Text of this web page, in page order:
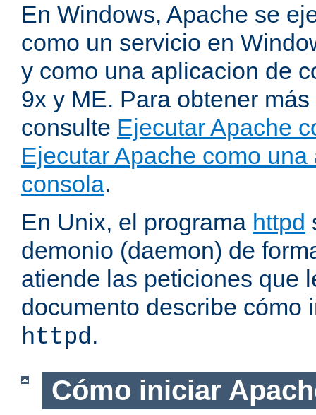
En Windows, Apache se
como un servicio en
y como una aplicacion de
9x y ME. Para obtener
consulte Ejecutar Apache
Ejecutar Apache como
consola.
En Unix, el programa httpd
demonio (daemon) de
atiende las peticiones que
documento describe cómo
httpd.
Cómo iniciar